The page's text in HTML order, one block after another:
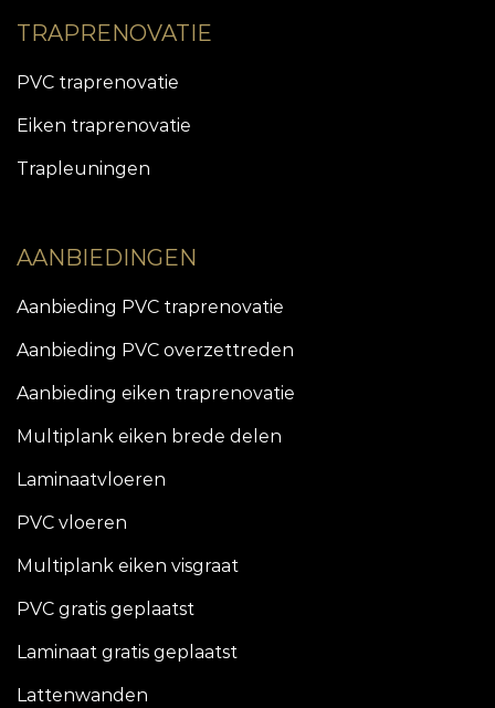
TRAPRENOVATIE
PVC traprenovatie
Eiken traprenovatie
Trapleuningen
AANBIEDINGEN
Aanbieding PVC traprenovatie
Aanbieding PVC overzettreden
Aanbieding eiken traprenovatie
Multiplank eiken brede delen
Laminaatvloeren
PVC vloeren
Multiplank eiken visgraat
PVC gratis geplaatst
Laminaat gratis geplaatst
Lattenwanden